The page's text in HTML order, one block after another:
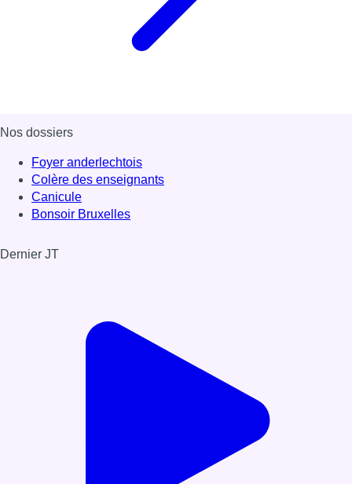
Nos dossiers
Foyer anderlechtois
Colère des enseignants
Canicule
Bonsoir Bruxelles
Dernier JT